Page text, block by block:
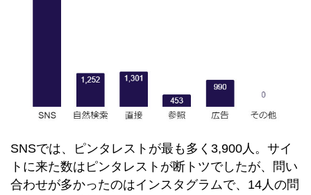
SNSでは、ピンタレストが最も多く3,900人。サイ
トに来た数はピンタレストが断トツでしたが、問い
合わせが多かったのはインスタグラムで、14人の問